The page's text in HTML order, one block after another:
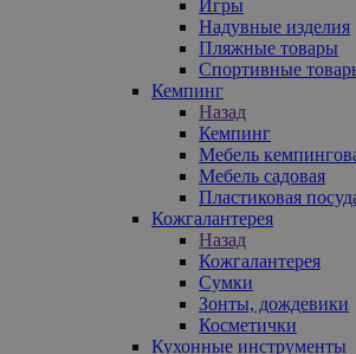
Игры
Надувные изделия
Пляжные товары
Спортивные
Кемпинг
Назад
Кемпинг
Мебель
Мебель садовая
Пластиковая
Кожгалантерея
Назад
Кожгалантерея
Сумки
Зонты, дождевики
Косметички
Кухонные инструменты